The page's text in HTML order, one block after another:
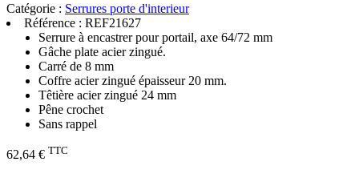
Catégorie : Serrures porte d'interieur
Référence : REF21627
Serrure à encastrer pour portail, axe 64/72 mm
Gâche plate acier zingué.
Carré de 8 mm
Coffre acier zingué épaisseur 20 mm.
Têtière acier zingué 24 mm
Pêne crochet
Sans rappel
62,64 € TTC